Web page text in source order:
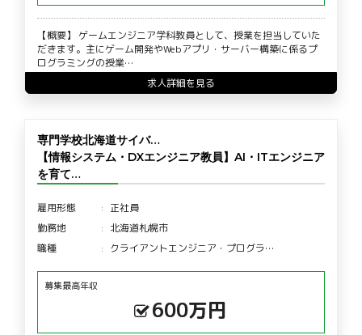
【概要】 ゲームエンジニア学科教員として、授業を担当していた
だきます。主にゲーム開発やWebアプリ・サーバー構築に係るプ
ログラミングの授業…
求人詳細を見る
専門学校北海道サイバ…
【情報システム・DXエンジニア教員】AI・ITエンジニア
を育て…
雇用形態
正社員
勤務地
北海道札幌市
職種
クライアントエンジニア・プログラ…
募集最高年収
600万円